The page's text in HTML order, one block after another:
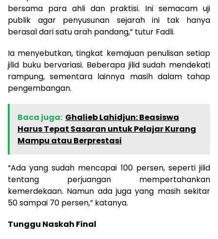
bersama para ahli dan praktisi. Ini semacam uji
publik agar penyusunan sejarah ini tak hanya
berasal dari satu arah pandang,” tutur Fadli.
Ia menyebutkan, tingkat kemajuan penulisan setiap
jilid buku bervariasi. Beberapa jilid sudah mendekati
rampung, sementara lainnya masih dalam tahap
pengembangan.
Baca juga: Ghalieb Lahidjun: Beasiswa
Harus Tepat Sasaran untuk Pelajar Kurang
Mampu atau Berprestasi
“Ada yang sudah mencapai 100 persen, seperti jilid
tentang perjuangan mempertahankan
kemerdekaan. Namun ada juga yang masih sekitar
50 sampai 70 persen,” katanya.
Tunggu Naskah Final